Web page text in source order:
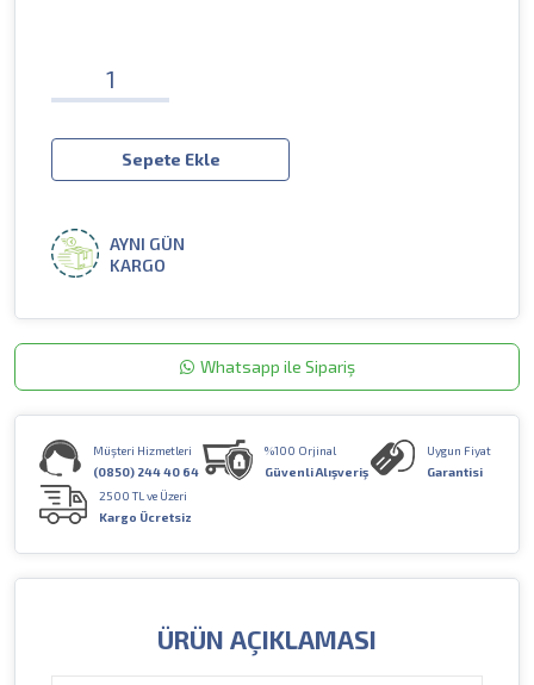
Sepete Ekle
AYNI GÜN
KARGO
Whatsapp ile Sipariş
Müşteri Hizmetleri
(0850) 244 40 64
%100 Orjinal
Güvenli Alışveriş
Uygun Fiyat
Garantisi
2500 TL ve Üzeri
Kargo Ücretsiz
ÜRÜN AÇIKLAMASI